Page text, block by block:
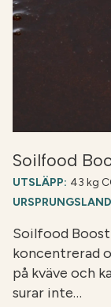
Soilfood
UTSLÄPP: 43 kg
Soilfood Boost
koncentrerad
på kväve och
surar inte…